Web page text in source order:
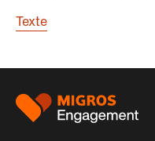
Texte
Pied
page